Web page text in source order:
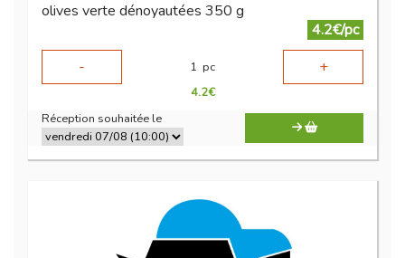
olives verte dénoyautées 350 g
4.2€/pc
-
1 pc +
4.2€
Réception souhaitée le